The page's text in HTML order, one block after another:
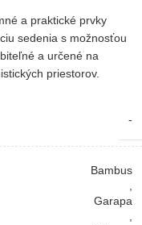
a praktické prvky
sedenia s možnosťou
a určené na
priestorov.
-
Bambus
,
Garapa
,